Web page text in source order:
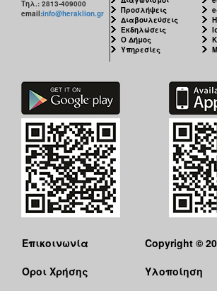
Τηλ.: 2813-409000
email:info@heraklion.gr
Προσλήψεις
Διαβουλεύσεις
Εκδηλώσεις
Ο Δήμος
Υπηρεσίες
Επικοινωνία
Όροι Χρήσης
Copyright ©
Υλοποίηση